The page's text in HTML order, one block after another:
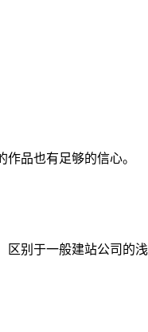
品也有足够的信心。
区别于一般建站公司的